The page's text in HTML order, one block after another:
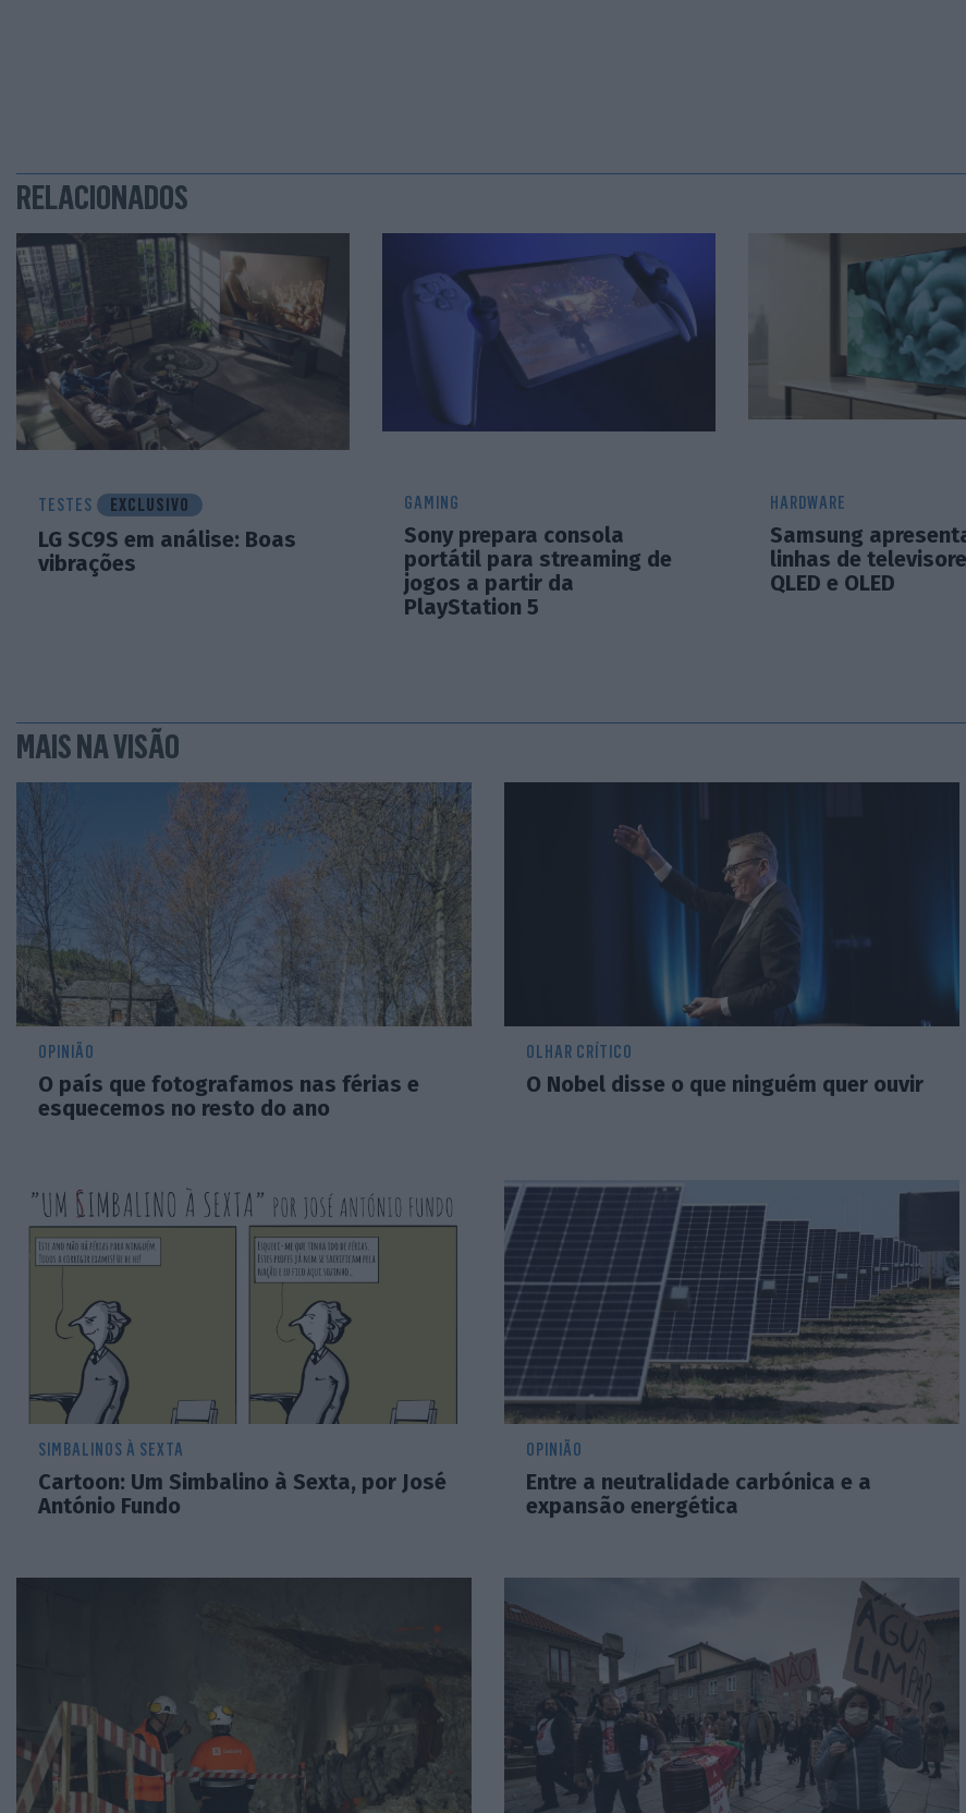
RELACIONADOS
TESTES EXCLUSIVO
LG SC9S em análise: Boas
vibrações
GAMING
Sony prepara consola
portátil para streaming de
jogos a partir da
PlayStation 5
HARDWARE
Samsung
linhas de
QLED e OLED
MAIS NA VISÃO
OPINIÃO
O país que fotografamos nas férias e
esquecemos no resto do ano
OLHAR CRÍTICO
O Nobel disse o que ninguém quer ouvir
SIMBALINOS À SEXTA
Cartoon: Um Simbalino à Sexta, por José
António Fundo
OPINIÃO
Entre a neutralidade carbónica e a
expansão energética